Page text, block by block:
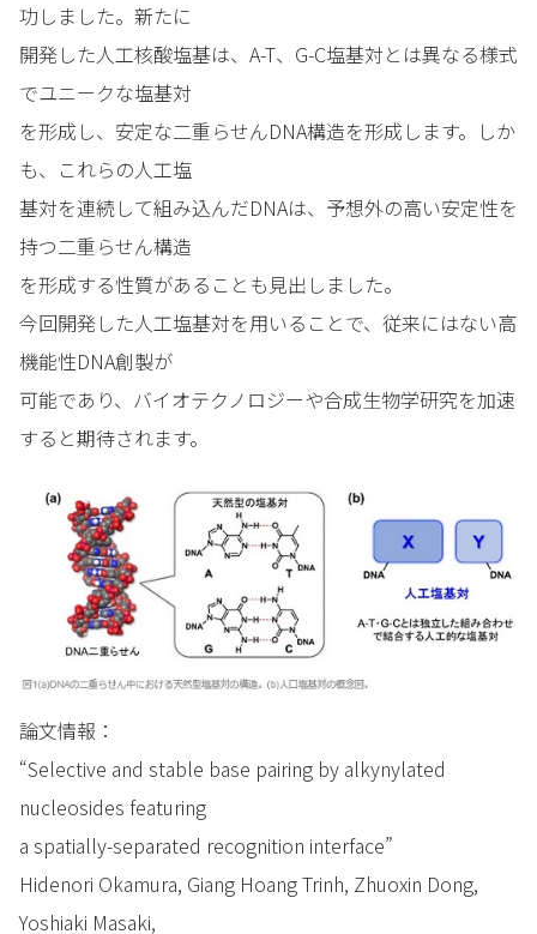
功しました。新たに
開発した人工核酸塩基は、A-T、G-C塩基対とは異なる様式
でユニークな塩基対
を形成し、安定な二重らせんDNA構造を形成します。しか
も、これらの人工塩
基対を連続して組み込んだDNAは、予想外の高い安定性を
持つ二重らせん構造
を形成する性質があることも見出しました。
今回開発した人工塩基対を用いることで、従来にはない高
機能性DNA創製が
可能であり、バイオテクノロジーや合成生物学研究を加速
すると期待されます。
論文情報：
“Selective and stable base pairing by alkynylated
nucleosides featuring
a spatially-separated recognition interface”
Hidenori Okamura, Giang Hoang Trinh, Zhuoxin Dong,
Yoshiaki Masaki,